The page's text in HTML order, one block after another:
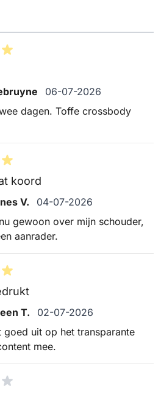
6 juli 2026
06-07-2026
dagen. Toffe crossbody
koord
V. 4 juli 2026
04-07-2026
gewoon over mijn schouder,
aanrader.
T. 2 juli 2026
02-07-2026
goed uit op het transparante
mee.